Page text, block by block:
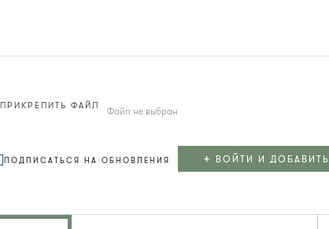
ПРИКРЕПИТЬ ФАЙЛ Файл не выбран
ПОДПИСАТЬСЯ НА ОБНОВЛЕНИЯ + ВОЙТИ И